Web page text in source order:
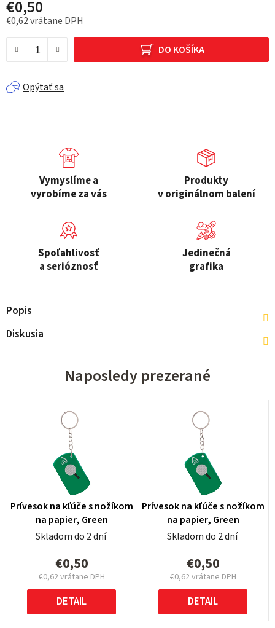
€0,50
€0,62 vrátane DPH
DO KOŠÍKA
Opýtať sa
Vymyslíme a
vyrobíme za vás
Produkty
v originálnom balení
Spoľahlivosť
a serióznosť
Jedinečná
grafika
Popis
Diskusia
Naposledy prezerané
Prívesok na kľúče s nožíkom
na papier, Green
Skladom do 2 dní
€0,50
€0,62 vrátane DPH
Jednotková
cena:
DETAIL
Prívesok na kľúče s nožíkom
na papier, Green
Skladom do 2 dní
€0,50
€0,62 vrátane DPH
Jednotková
cena:
DETAIL